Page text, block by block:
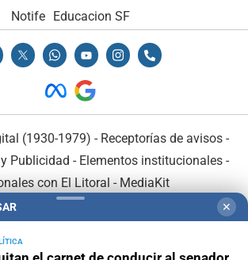
Notife
Educacion SF
(1930-1979) - Receptorías de avisos -
Publicidad - Elementos institucionales-
con El Litoral - MediaKit
✕